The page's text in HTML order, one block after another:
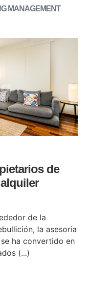
MANAGEMENT
de
de la
la asesoría
ha convertido en
(...)